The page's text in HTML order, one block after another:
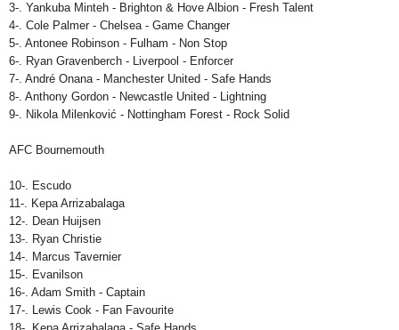
3-. Yankuba Minteh - Brighton & Hove Albion - Fresh Talent
4-. Cole Palmer - Chelsea - Game Changer
5-. Antonee Robinson - Fulham - Non Stop
6-. Ryan Gravenberch - Liverpool - Enforcer
7-. André Onana - Manchester United - Safe Hands
8-. Anthony Gordon - Newcastle United - Lightning
9-. Nikola Milenković - Nottingham Forest - Rock Solid
AFC Bournemouth
10-. Escudo
11-. Kepa Arrizabalaga
12-. Dean Huijsen
13-. Ryan Christie
14-. Marcus Tavernier
15-. Evanilson
16-. Adam Smith - Captain
17-. Lewis Cook - Fan Favourite